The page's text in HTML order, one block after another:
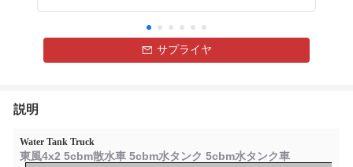
サプライヤ
説明
Water Tank Truck
東風4x2 5cbm散水車 5cbm水タンク 5cbm水タンク車